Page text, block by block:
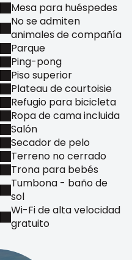
Mesa para huéspedes
No se admiten
animales de compañía
Parque
Ping-pong
Piso superior
Plateau de courtoisie
Refugio para bicicleta
Ropa de cama incluida
Salón
Secador de pelo
Terreno no cerrado
Trona para bebés
Tumbona - baño de
sol
Wi-Fi de alta velocidad
gratuito